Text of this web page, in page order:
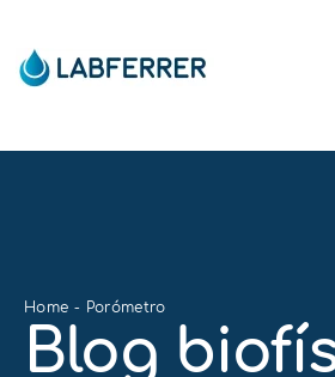
Home - Porómetro
Blog